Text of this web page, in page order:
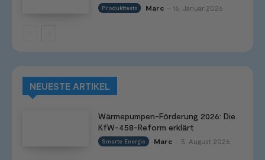
Produkttests Marc 16. Januar 2026
NEUESTE ARTIKEL
Wärmepumpen-Förderung 2026: Die
KfW-458-Reform erklärt
Smarte Energie Marc 5. August 2026